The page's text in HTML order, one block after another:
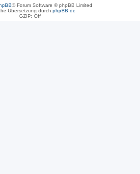
® Forum Software © phpBB Limited
Übersetzung durch phpBB.de
GZIP: Off